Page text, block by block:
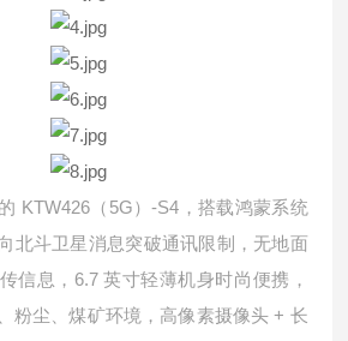
KTW426（ 5G）-S4 ，搭载鸿蒙系统
北斗卫星消息突破通讯限制，无地面
信息， 6.7英寸轻薄机身时尚便携，
粉尘、煤矿环境，高像素摄像头 + 长